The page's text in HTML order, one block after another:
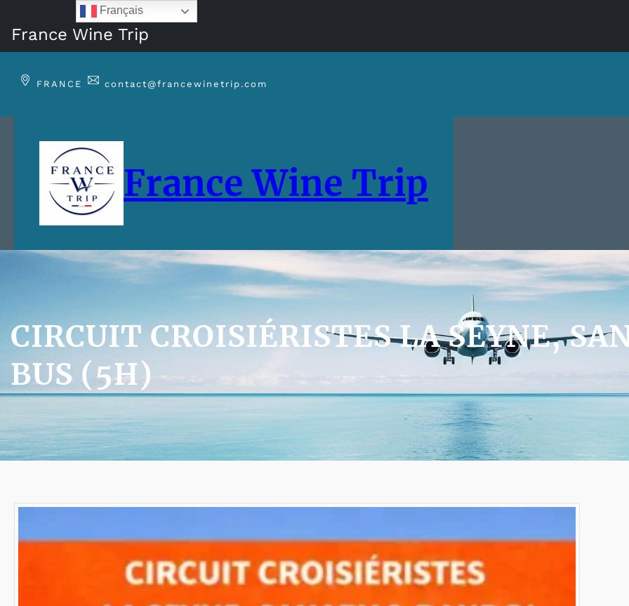
France Wine Trip
FRANCE contact@francewinetrip.com
France Wine Trip
CIRCUIT CROISIÉRISTES LA SEYNE,
BUS (5H)
Français